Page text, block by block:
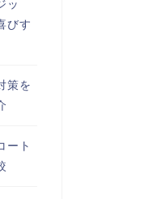
ッ
びす
策を
ート